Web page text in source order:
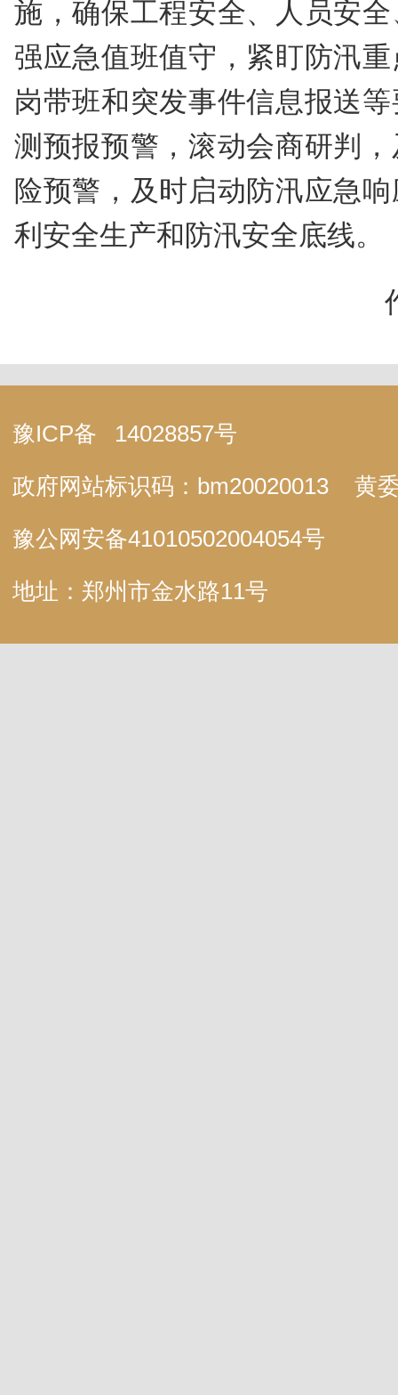
施，确保工程安全、人员安
强应急值班值守，紧盯防汛
岗带班和突发事件信息报送
测预报预警，滚动会商研判
险预警，及时启动防汛应急
利安全生产和防汛安全底线。
豫ICP备
14028857号
政府网站标识码：bm20020013
黄
豫公网安备41010502004054号
地址：郑州市金水路11号